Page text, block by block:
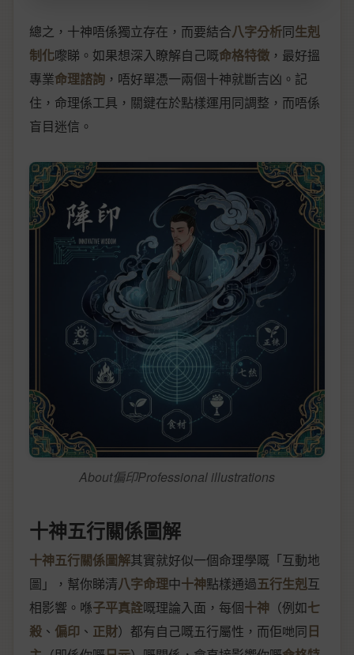
總之，十神唔係獨立存在，而要結合八字分析同生剋
制化嚟睇。如果想深入瞭解自己嘅命格特徵 ，最好搵
專業命理諮詢 ，唔好單憑一兩個十神就斷吉凶。記
住，命理係工具，關鍵在於點樣運用同調整，而唔係
盲目迷信。
About偏印Professional illustrations
十神五行關係圖解
十神五行關係圖解其實就好似一個命理學嘅「互動地
圖」，幫你睇清八字命理中十神點樣通過五行生剋互
相影響。喺子平真詮嘅理論入面，每個十神 （例如七
殺 、 偏印 、 正財）都有自己嘅五行屬性，而佢哋同日